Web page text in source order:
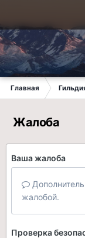
Главная
Жалоба
Ваша жалоба
жалобой.
Проверка